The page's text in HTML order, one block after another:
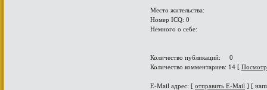
Место жительства:
Номер ICQ: 0
Немного о себе:
Количество публикаций: 0
Количество комментариев: 14 [
E-Mail адрес: [ отправить E-Mail ] [